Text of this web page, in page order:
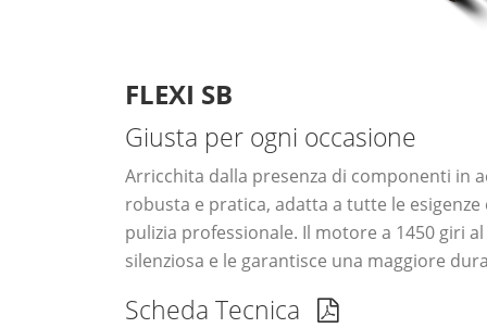
FLEXI SB
Giusta per ogni occasione
Arricchita dalla presenza di componenti in
robusta e pratica, adatta a tutte le
pulizia professionale. Il motore a 1450 giri
silenziosa e le garantisce una maggiore
Scheda Tecnica